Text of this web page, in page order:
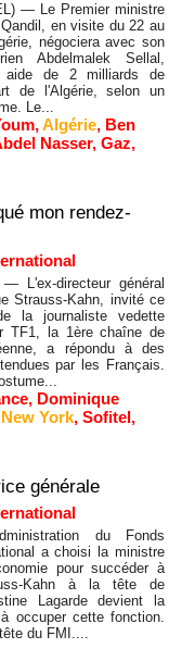
— Le Premier ministre
en visite du 22 au
négociera avec son
Abdelmalek Sellal,
aide de 2 milliards de
de l'Algérie, selon un
Le...
,Algérie, Ben
Nasser, Gaz,
mon rendez-
L'ex-directeur général
Strauss-Kahn, invité ce
la journaliste vedette
TF1, la 1ère chaîne de
a répondu à des
par les Français.
, Dominique
New York, Sofitel,
générale
du Fonds
a choisi la ministre
pour succéder à
Kahn à la tête de
Lagarde devient la
occuper cette fonction.
du FMI....